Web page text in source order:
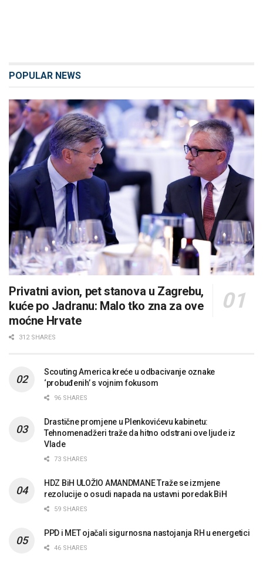
POPULAR NEWS
Privatni avion, pet stanova u Zagrebu,
kuće po Jadranu: Malo tko zna za ove
moćne Hrvate
312 SHARES
Scouting America kreće u odbacivanje oznake
‘probuđenih’ s vojnim fokusom
96 SHARES
Drastične promjene u Plenkovićevu kabinetu:
Tehnomenadžeri traže da hitno odstrani ove ljude iz
Vlade
73 SHARES
HDZ BiH ULOŽIO AMANDMANE Traže se izmjene
rezolucije o osudi napada na ustavni poredak BiH
59 SHARES
PPD i MET ojačali sigurnosna nastojanja RH u energetici
46 SHARES